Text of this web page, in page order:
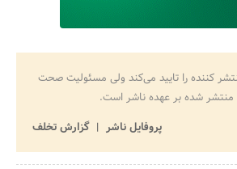
کننده را تایید می‌کند ولی مسئولیت صحت
شده بر عهده ناشر است.
پروفایل ناشر
گزارش تخلف